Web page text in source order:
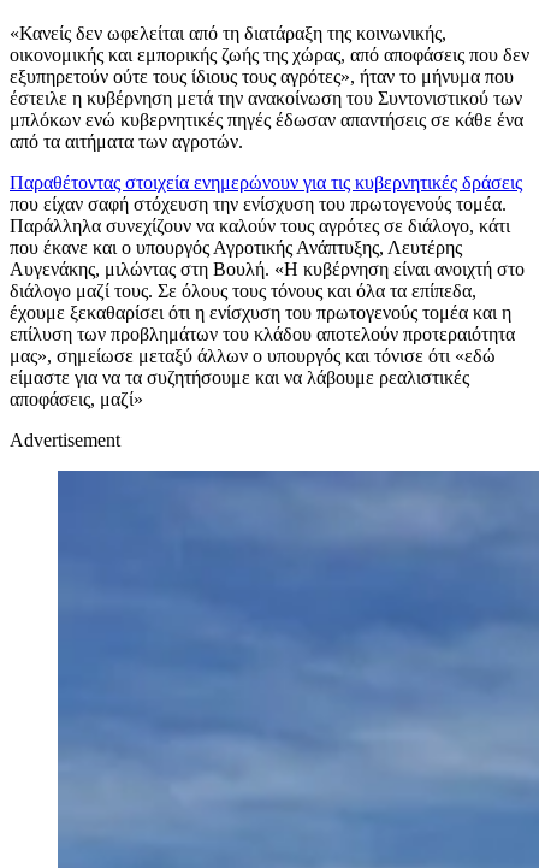
«Κανείς δεν ωφελείται από τη διατάραξη της κοινωνικής,
οικονομικής και εμπορικής ζωής της χώρας, από αποφάσεις που δεν
εξυπηρετούν ούτε τους ίδιους τους αγρότες», ήταν το μήνυμα που
έστειλε η κυβέρνηση μετά την ανακοίνωση του Συντονιστικού των
μπλόκων ενώ κυβερνητικές πηγές έδωσαν απαντήσεις σε κάθε ένα
από τα αιτήματα των αγροτών.
Παραθέτοντας στοιχεία ενημερώνουν για τις κυβερνητικές δράσεις
που είχαν σαφή στόχευση την ενίσχυση του πρωτογενούς τομέα.
Παράλληλα συνεχίζουν να καλούν τους αγρότες σε διάλογο, κάτι
που έκανε και ο υπουργός Αγροτικής Ανάπτυξης, Λευτέρης
Αυγενάκης, μιλώντας στη Βουλή. «Η κυβέρνηση είναι ανοιχτή στο
διάλογο μαζί τους. Σε όλους τους τόνους και όλα τα επίπεδα,
έχουμε ξεκαθαρίσει ότι η ενίσχυση του πρωτογενούς τομέα και η
επίλυση των προβλημάτων του κλάδου αποτελούν προτεραιότητα
μας», σημείωσε μεταξύ άλλων ο υπουργός και τόνισε ότι «εδώ
είμαστε για να τα συζητήσουμε και να λάβουμε ρεαλιστικές
αποφάσεις, μαζί»
Advertisement